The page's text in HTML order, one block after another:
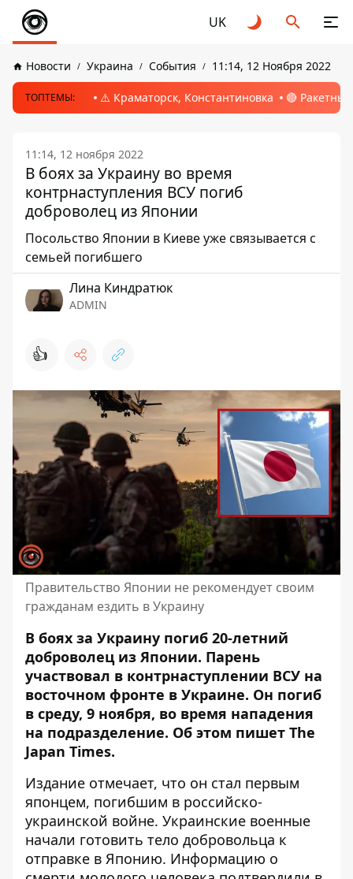
UK
Новости Украина События 11:14, 12 Ноября 2022
ТОПТЕМЫ: ⚠️ Краматорск, Константиновка 🔴
11:14, 12 ноября 2022
В боях за Украину во время
контрнаступления ВСУ погиб
доброволец из Японии
Посольство Японии в Киеве уже связывается с
семьей погибшего
Лина Киндратюк
ADMIN
👍
Правительство Японии не рекомендует своим
гражданам ездить в Украину
В боях за Украину погиб 20-летний
доброволец из Японии. Парень
участвовал в контрнаступлении ВСУ на
восточном фронте в Украине. Он погиб
в среду, 9 ноября, во время нападения
на подразделение. Об этом пишет The
Japan Times.
Издание отмечает, что он стал первым
японцем, погибшим в российско-
украинской войне. Украинские военные
начали готовить тело добровольца к
отправке в Японию. Информацию о